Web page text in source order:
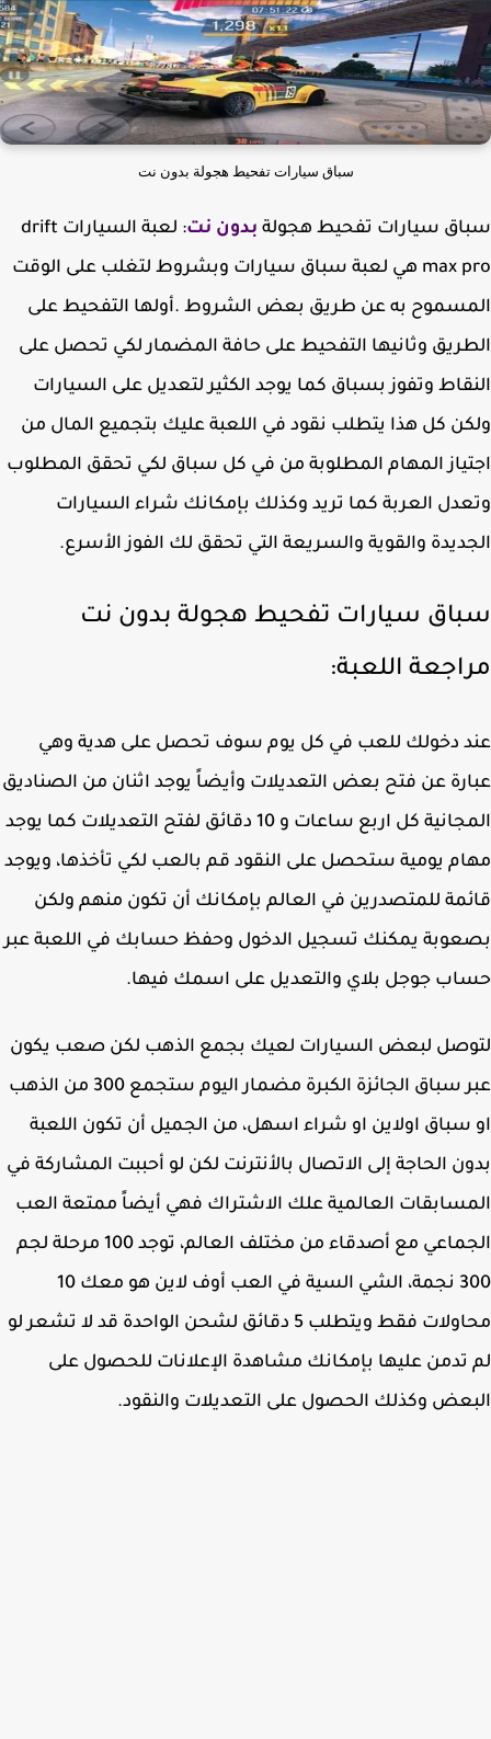
سباق سيارات تفحيط هجولة بدون نت
سيارات تفحيط هجولةبدون نت
: لعبة السيارات drift
max pro هي لعبة سباق سيارات وبشروط لتغلب على الوقت
به عن طريق بعض الشروط .أولها التفحيط على
وثانيها التفحيط على حافة المضمار لكي تحصل على
وتفوز بسباق كما يوجد الكثير لتعديل على السيارات
كل هذا يتطلب نقود في اللعبة عليك بتجميع المال من
المهام المطلوبة من في كل سباق لكي تحقق المطلوب
العربة كما تريد وكذلك بإمكانك شراء السيارات
والقوية والسريعة التي تحقق لك الفوز الأسرع.
سيارات تفحيط هجولة بدون نت
اللعبة:
دخولك للعب في كل يوم سوف تحصل على هدية وهي
عن فتح بعض التعديلات وأيضاً يوجد اثنان من الصناديق
المجانية كل اربع ساعات و 10 دقائق لفتح التعديلات كما يوجد
يومية ستحصل على النقود قم بالعب لكي تأخذها، ويوجد
للمتصدرين في العالم بإمكانك أن تكون منهم ولكن
يمكنك تسجيل الدخول وحفظ حسابك في اللعبة عبر
جوجل بلاي والتعديل على اسمك فيها.
لبعض السيارات لعيك بجمع الذهب لكن صعب يكون
عبر سباق الجائزة الكبرة مضمار اليوم ستجمع 300 من الذهب
سباق اولاين او شراء اسهل، من الجميل أن تكون اللعبة
الحاجة إلى الاتصال بالأنترنت لكن لو أحببت المشاركة في
العالمية علك الاشتراك فهي أيضاً ممتعة العب
الجماعي مع أصدقاء من مختلف العالم، توجد 100 مرحلة لجم
300 نجمة، الشي السية في العب أوف لاين هو معك 10
محاولات فقط ويتطلب 5 دقائق لشحن الواحدة قد لا تشعر لو
تدمن عليها بإمكانك مشاهدة الإعلانات للحصول على
وكذلك الحصول على التعديلات والنقود.